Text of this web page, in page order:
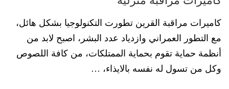
كاميرات مراقبة القرين تطورت التكنولوجيا بشكل هائل،
مع التطور العمراني وازدياد عدد البشر، اصبح لابد من
أنظمة حماية تقوم بحماية الممتلكات، من كافة اللصوص
وكل من تسول له نفسه بالايذاء، …